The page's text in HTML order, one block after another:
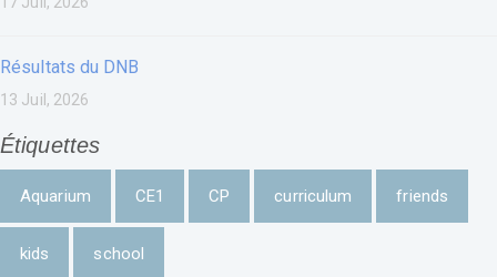
Résultats du DNB
13 Juil, 2026
Étiquettes
Aquarium CE1 CP curriculum friends
kids school